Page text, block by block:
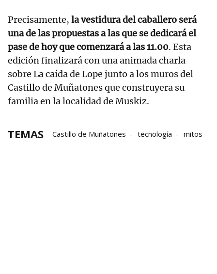
Precisamente, la vestidura del caballero será
una de las propuestas a las que se dedicará el
pase de hoy que comenzará a las 11.00. Esta
edición finalizará con una animada charla
sobre La caída de Lope junto a los muros del
Castillo de Muñatones que construyera su
familia en la localidad de Muskiz.
TEMAS Castillo de Muñatones tecnología mitos